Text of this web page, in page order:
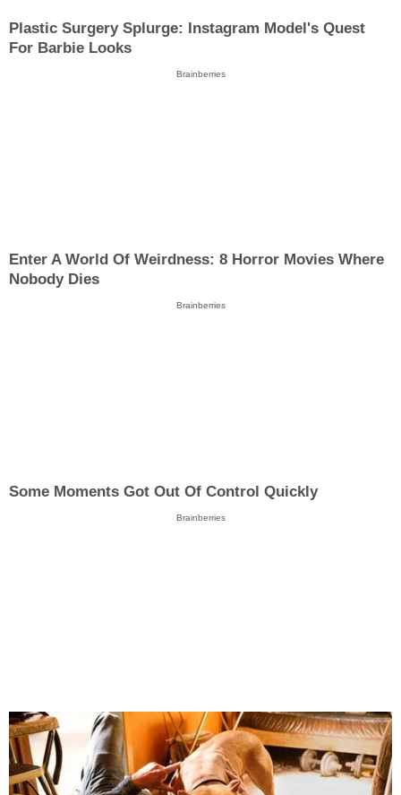
Plastic Surgery Splurge: Instagram Model's Quest
For Barbie Looks
Brainberries
Enter A World Of Weirdness: 8 Horror Movies Where
Nobody Dies
Brainberries
Some Moments Got Out Of Control Quickly
Brainberries